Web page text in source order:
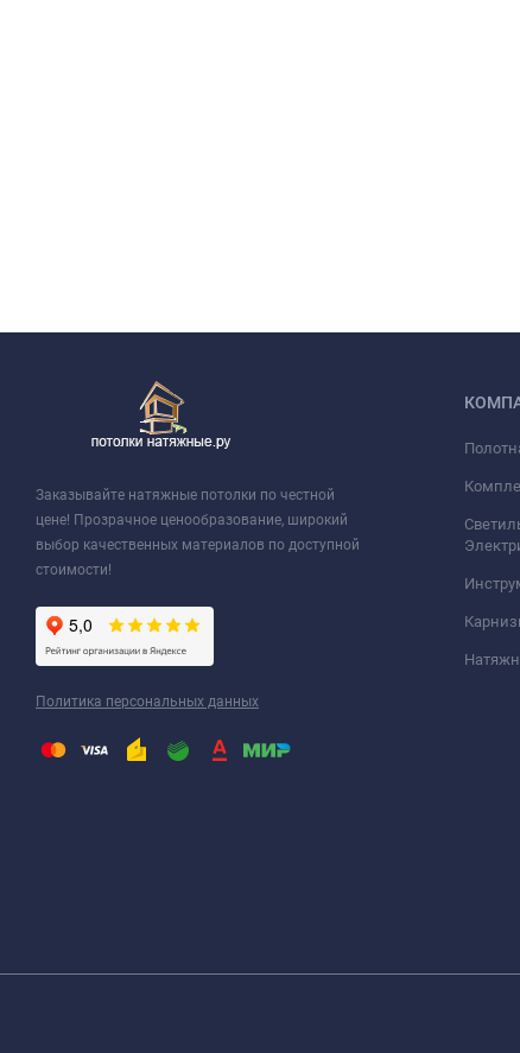
Заказывайте натяжные потолки по честной
цене! Прозрачное ценообразование, широкий
выбор качественных материалов по доступной
стоимости!
Политика персональных данных